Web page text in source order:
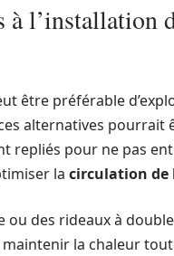
à l’installation
être préférable
alternatives
repliés pour ne pas
la circulation de
ou des rideaux à
la chaleur